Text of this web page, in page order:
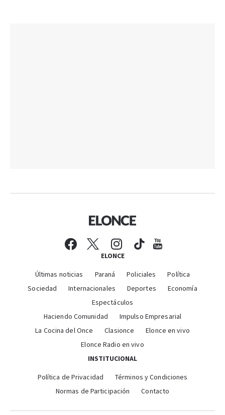
ELONCE
Últimas noticias Paraná Policiales
Política
Sociedad
Internacionales Deportes
Economía
Espectáculos
Haciendo Comunidad
Impulso Empresarial
La Cocina del Once
Clasionce
Elonce en vivo
Elonce Radio en vivo
INSTITUCIONAL
Política de Privacidad
Términos y Condiciones
Normas de Participación
Contacto